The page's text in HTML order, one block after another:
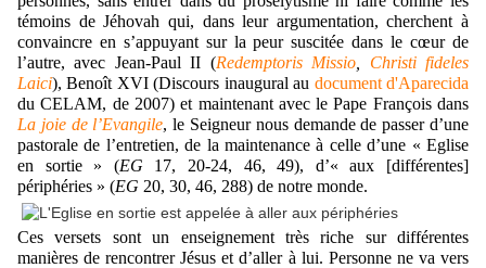
témoins de Jéhovah qui, dans leur argumentation, cherchent à
convaincre en s’appuyant sur la peur suscitée dans le cœur de
l’autre, avec Jean-Paul II (Redemptoris Missio
Christi fideles
Laici), Benoît XVI (Discours inaugural au document d'Aparecida
du CELAM, de 2007) et maintenant avec le Pape François dans
La joie de l’Evangile, le Seigneur nous demande de passer d’une
pastorale de l’entretien, de la maintenance à celle d’une « Eglise
en sortie » (EG 17, 20-24, 46, 49), d’« aux [différentes]
périphéries » (EG 20, 30, 46, 288) de notre monde.
Ces versets sont un enseignement très riche sur différentes
manières de rencontrer Jésus et d’aller à lui. Personne ne va vers